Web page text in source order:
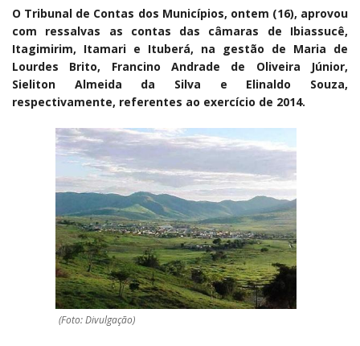
O Tribunal de Contas dos Municípios, ontem (16), aprovou
com ressalvas as contas das câmaras de Ibiassucê,
Itagimirim, Itamari e Ituberá, na gestão de Maria de
Lourdes Brito, Francino Andrade de Oliveira Júnior,
Sieliton Almeida da Silva e Elinaldo Souza,
respectivamente, referentes ao exercício de 2014.
(Foto: Divulgação)